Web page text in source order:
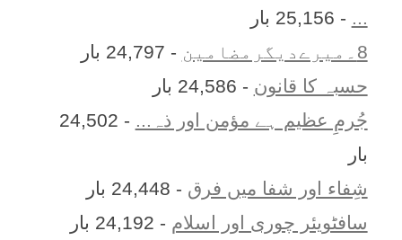
... - 25,156 بار
8۔میرےدیگرمضامین
- 24,797 بار
حسبہ کا قانون - 24,586 بار
جُرمِ عظیم ہے مؤمن اور ذہ...
- 24,502
بار
شِفاء اور شفا میں فرق - 24,448 بار
سافٹویئر چوری اور اسلام - 24,192 بار